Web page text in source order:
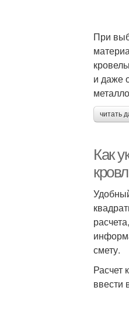
При
и даже
читать
Как
смету.
Расчет
ввести